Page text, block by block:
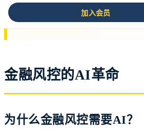
加入会员
化内容请访问知识库。
金融风控的AI革命
为什么金融风控需要AI？